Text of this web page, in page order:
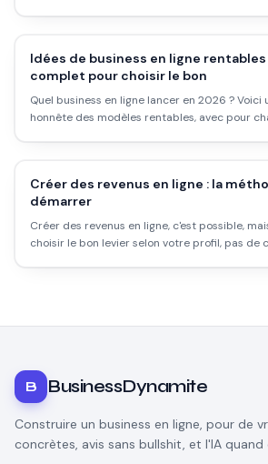
Idées de business en ligne rentables
complet pour choisir le bon
Quel business en ligne lancer en 2026 ? Voici
honnête des modèles rentables, avec pour
Créer des revenus en ligne : la
démarrer
Créer des revenus en ligne, c'est possible,
choisir le bon levier selon votre profil, pas de
B BusinessDynamite
Construire un business en ligne, pour de
concrètes, avis sans bullshit, et l'IA